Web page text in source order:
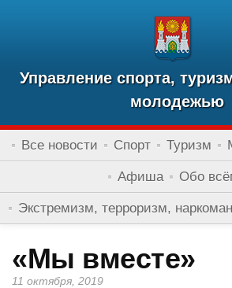
Управление спорта,
молодежью
Все новости Спорт Туризм
Афиша Обо
Экстремизм, терроризм,
«Мы вместе»
11 октября, 2019